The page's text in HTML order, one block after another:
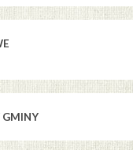
GMINY